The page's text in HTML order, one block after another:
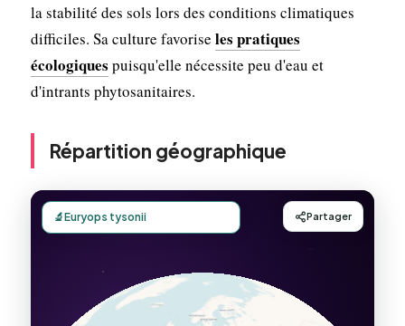
la stabilité des sols lors des conditions climatiques
difficiles. Sa culture favorise les pratiques
écologiques puisqu'elle nécessite peu d'eau et
d'intrants phytosanitaires.
Répartition géographique